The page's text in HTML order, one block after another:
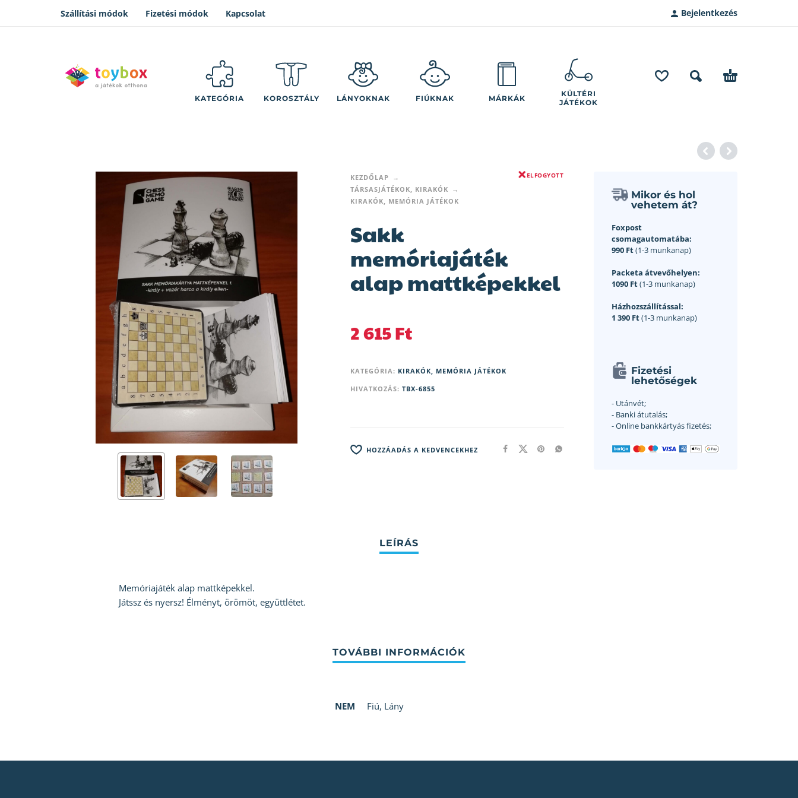
Szállítási módok Fizetési módok Kapcsolat Bejelentkezés
KATEGÓRIA KOROSZTÁLY LÁNYOKNAK FIÚKNAK MÁRKÁK
KÜLTÉRI
JÁTÉKOK
KEZDŐLAP
TÁRSASJÁTÉKOK, KIRAKÓK
KIRAKÓK, MEMÓRIA JÁTÉKOK
ELFOGYOTT
Sakk
memóriajáték
alap mattképekkel
2 615Ft
KATEGÓRIA: KIRAKÓK, MEMÓRIA JÁTÉKOK
HIVATKOZÁS: TBX-6855
HOZZÁADÁS A KEDVENCEKHEZ
Mikor és hol
vehetem át?
Foxpost
csomagautomatába:
990 Ft(1-3 munkanap)
Packeta átvevőhelyen:
1090 Ft(1-3 munkanap)
Házhozszállítással:
1 390 Ft(1-3 munkanap)
Fizetési
lehetőségek
- Utánvét;
- Banki átutalás;
- Online bankkártyás fizetés;
Memóriajáték alap mattképekkel.
Játssz és nyersz! Élményt, örömöt, együttlétet.
NEM Fiú, Lány